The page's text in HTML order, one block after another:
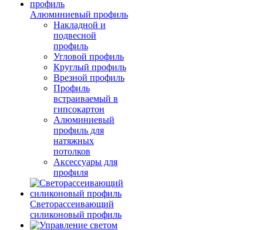
Алюминиевый профиль
Накладной и
подвесной
профиль
Угловой профиль
Круглый профиль
Врезной профиль
Профиль
встраиваемый в
гипсокартон
Алюминиевый
профиль для
натяжных
потолков
Аксессуары для
профиля
Светорассеивающий
силиконовый профиль